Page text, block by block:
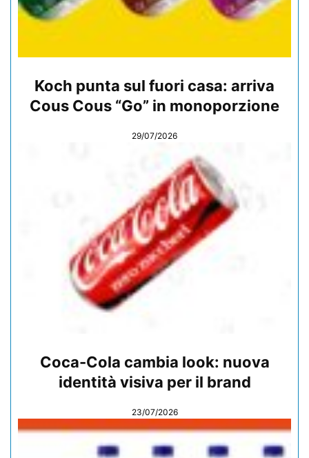
Koch punta sul fuori casa: arriva
Cous Cous “Go” in monoporzione
29/07/2026
Coca-Cola cambia look: nuova
identità visiva per il brand
23/07/2026